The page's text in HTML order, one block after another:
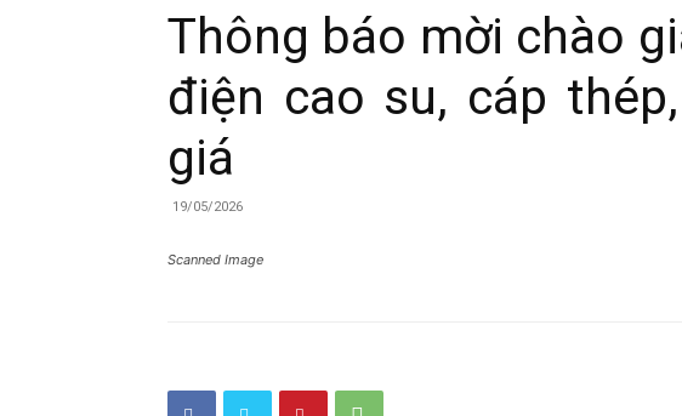
Thông báo mời chào
điện cao su, cáp
giá
19/05/2026
Scanned Image